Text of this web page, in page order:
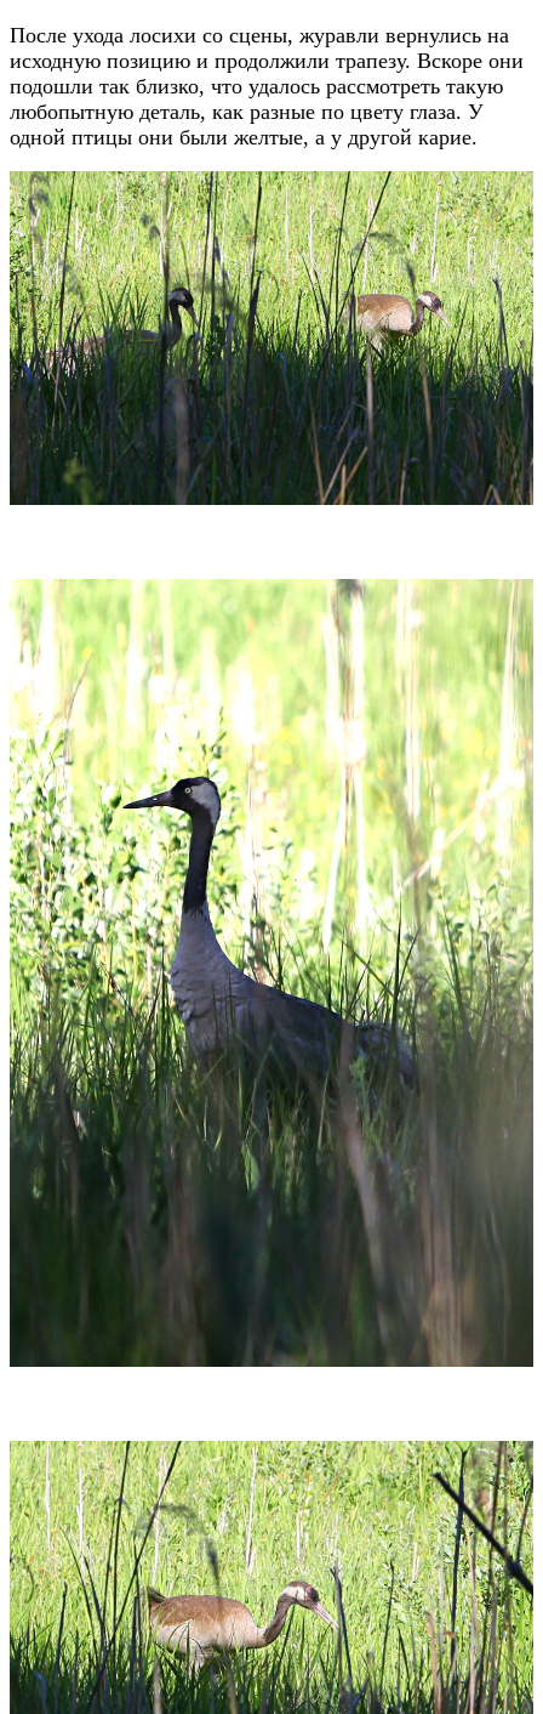
После ухода лосихи со сцены, журавли вернулись на
исходную позицию и продолжили трапезу. Вскоре они
подошли так близко, что удалось рассмотреть такую
любопытную деталь, как разные по цвету глаза. У
одной птицы они были желтые, а у другой карие.